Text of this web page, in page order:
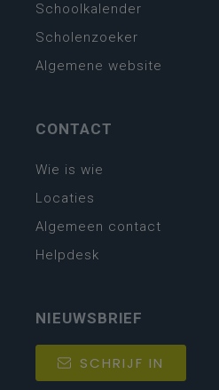
Schoolkalender
Scholenzoeker
Algemene website
CONTACT
Wie is wie
Locaties
Algemeen contact
Helpdesk
NIEUWSBRIEF
SCHRIJF IN